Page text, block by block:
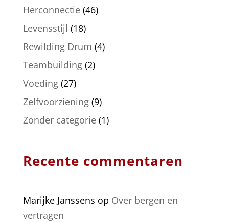
Herconnectie(46)
Levensstijl (18)
Rewilding Drum (4)
Teambuilding(2)
Voeding(27)
Zelfvoorziening(9)
Zonder categorie(1)
Recente commentaren
Marijke Janssens op Over bergen en
vertragen